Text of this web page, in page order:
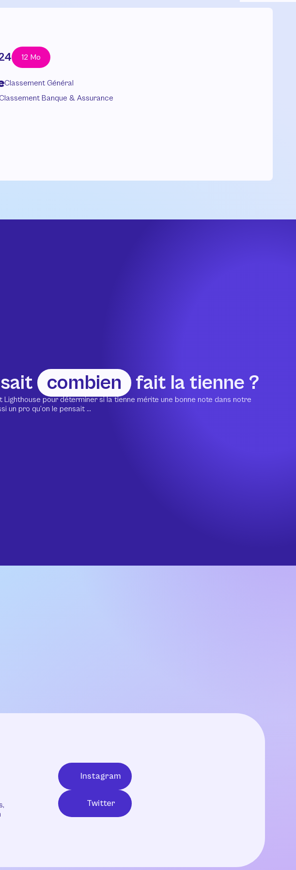
12 Mo
Classement Général
Banque & Assurance
sait combien fait la tienne ?
pour déterminer si la tienne mérite une bonne note dans notre
un pro qu’on le pensait ...
Instagram
Twitter